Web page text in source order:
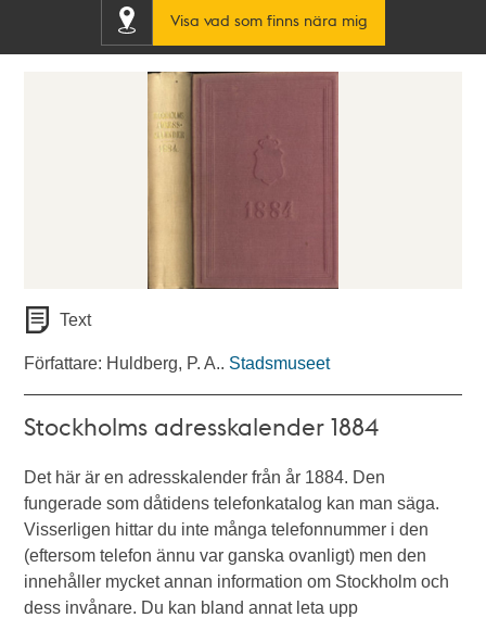
Visa vad som finns nära mig
Text
Författare: Huldberg, P. A.. Stadsmuseet
Stockholms adresskalender 1884
Det här är en adresskalender från år 1884. Den
fungerade som dåtidens telefonkatalog kan man säga.
Visserligen hittar du inte många telefonnummer i den
(eftersom telefon ännu var ganska ovanligt) men den
innehåller mycket annan information om Stockholm och
dess invånare. Du kan bland annat leta upp